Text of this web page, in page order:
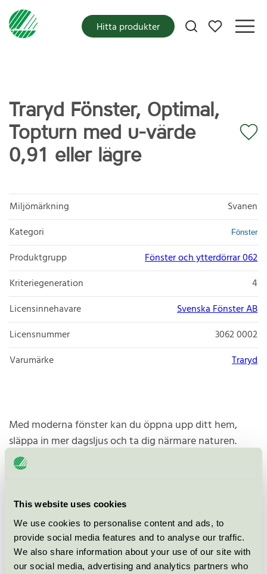
This website uses cookies
We use cookies to personalise content and ads, to
provide social media features and to analyse our traffic.
We also share information about your use of our site with
our social media, advertising and analytics partners who
Mina favoriter
Hitta produkter
Traryd Fönster, Optimal,
Topturn med u-värde
0,91 eller lägre
Miljömärkning
Svanen
Kategori
Fönster
Produktgrupp
Fönster och ytterdörrar 062
Kriteriegeneration
4
Licensinnehavare
Svenska Fönster AB
Licensnummer
3062 0002
Varumärke
Traryd
Med moderna fönster kan du öppna upp ditt hem,
släppa in mer dagsljus och ta dig närmare naturen.
Traryd Fönster tillverkas i Sverige av den bästa furun
som behandlas med vattenburen impregnering och
Traryd Fönsters breda sortiment finns ett stort urval av
fönster som är miljömärkta med Svanen.